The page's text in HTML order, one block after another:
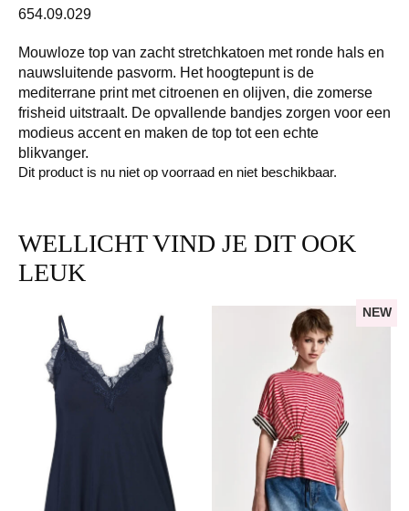
654.09.029
Mouwloze top van zacht stretchkatoen met ronde hals en
nauwsluitende pasvorm. Het hoogtepunt is de
mediterrane print met citroenen en olijven, die zomerse
frisheid uitstraalt. De opvallende bandjes zorgen voor een
modieus accent en maken de top tot een echte
blikvanger.
Dit product is nu niet op voorraad en niet beschikbaar.
WELLICHT VIND JE DIT OOK
LEUK
NEW